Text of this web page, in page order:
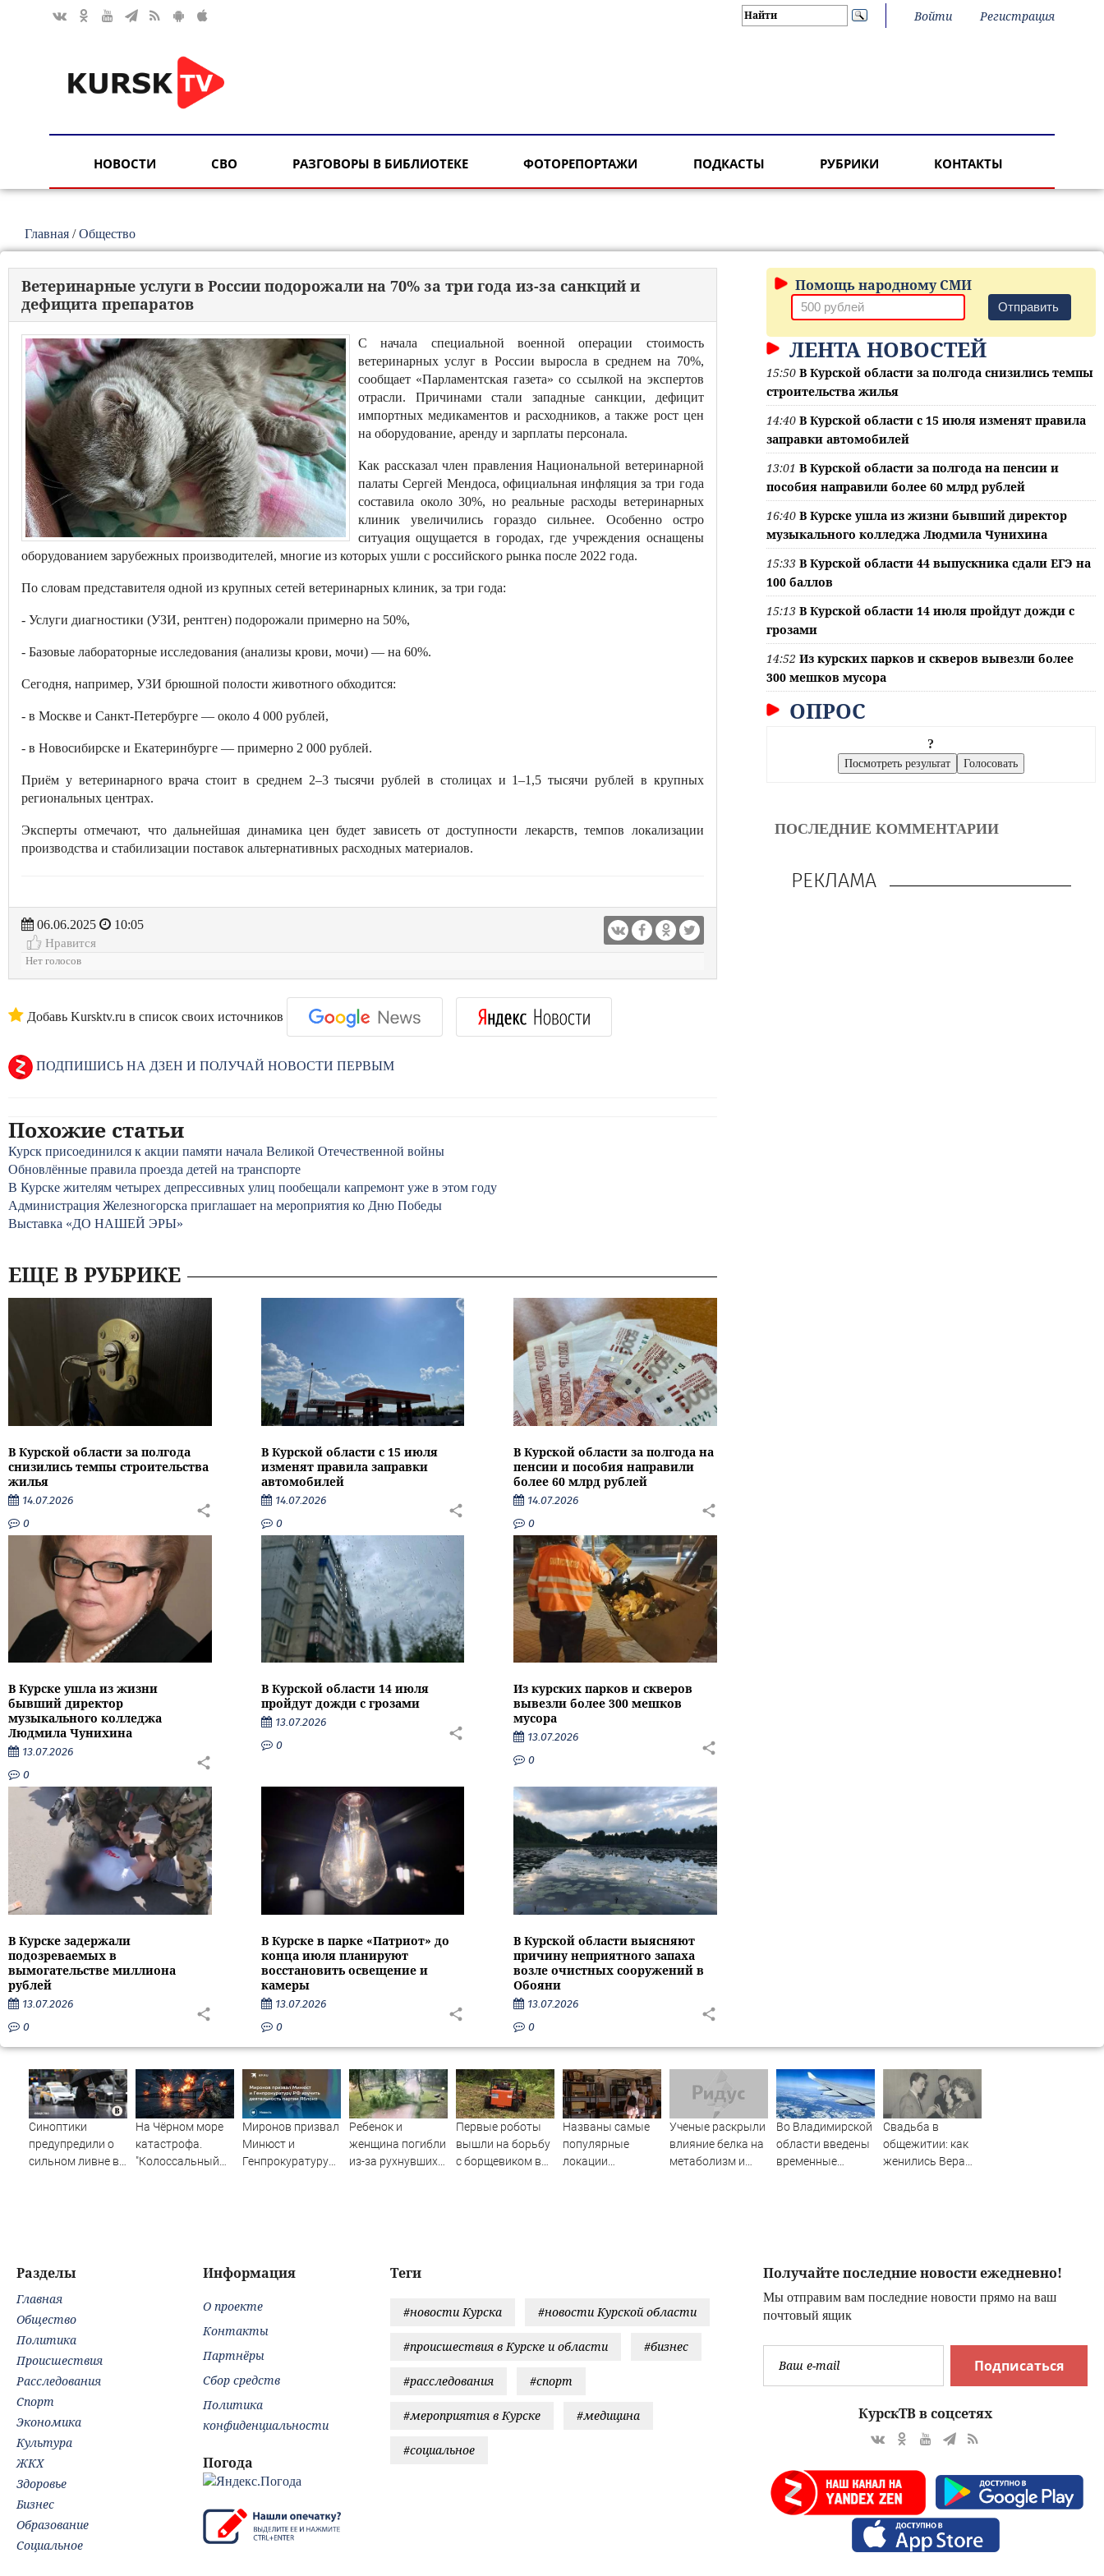
Войти Регистрация
НОВОСТИ СВО РАЗГОВОРЫ В БИБЛИОТЕКЕ ФОТОРЕПОРТАЖИ ПОДКАСТЫ РУБРИКИ КОНТАКТЫ
Главная /Общество
Ветеринарные услуги в России подорожали на 70% за три года из-за санкций и
дефицита препаратов
С начала специальной военной операции стоимость
ветеринарных услуг в России выросла в среднем на 70%,
сообщает «Парламентская газета» со ссылкой на экспертов
отрасли. Причинами стали западные санкции, дефицит
импортных медикаментов и расходников, а также рост цен
на оборудование, аренду и зарплаты персонала.
Как рассказал член правления Национальной ветеринарной
палаты Сергей Мендоса, официальная инфляция за три года
составила около 30%, но реальные расходы ветеринарных
клиник увеличились гораздо сильнее. Особенно остро
ситуация ощущается в городах, где учреждения оснащены
оборудованием зарубежных производителей, многие из которых ушли с российского рынка после 2022 года.
По словам представителя одной из крупных сетей ветеринарных клиник, за три года:
- Услуги диагностики (УЗИ, рентген) подорожали примерно на 50%,
- Базовые лабораторные исследования (анализы крови, мочи) — на 60%.
Сегодня, например, УЗИ брюшной полости животного обходится:
- в Москве и Санкт-Петербурге — около 4 000 рублей,
- в Новосибирске и Екатеринбурге — примерно 2 000 рублей.
Приём у ветеринарного врача стоит в среднем 2–3 тысячи рублей в столицах и 1–1,5 тысячи рублей в крупных
региональных центрах.
Эксперты отмечают, что дальнейшая динамика цен будет зависеть от доступности лекарств, темпов локализации
производства и стабилизации поставок альтернативных расходных материалов.
06.06.2025
10:05
Нравится
Нет голосов
Добавь Kursktv.ru в список своих источников
ПОДПИШИСЬ НА ДЗЕН И ПОЛУЧАЙ НОВОСТИ ПЕРВЫМ
Похожие статьи
Курск присоединился к акции памяти начала Великой Отечественной войны
Обновлённые правила проезда детей на транспорте
В Курске жителям четырех депрессивных улиц пообещали капремонт уже в этом году
Администрация Железногорска приглашает на мероприятия ко Дню Победы
Выставка «ДО НАШЕЙ ЭРЫ»
ЕЩЕ В РУБРИКЕ
В Курской области за полгода
снизились темпы строительства
жилья
14.07.2026
0
В Курской области с 15 июля
изменят правила заправки
автомобилей
14.07.2026
0
В Курской области за полгода на
пенсии и пособия направили
более 60 млрд рублей
14.07.2026
0
В Курске ушла из жизни
бывший директор
музыкального колледжа
Людмила Чунихина
13.07.2026
0
В Курской области 14 июля
пройдут дожди с грозами
13.07.2026
0
Из курских парков и скверов
вывезли более 300 мешков
мусора
13.07.2026
0
В Курске задержали
подозреваемых в
вымогательстве миллиона
рублей
13.07.2026
0
В Курске в парке «Патриот» до
конца июля планируют
восстановить освещение и
камеры
13.07.2026
0
В Курской области выясняют
причину неприятного запаха
возле очистных сооружений в
Обояни
13.07.2026
0
Помощь народному СМИ
Отправить
ЛЕНТА НОВОСТЕЙ
15:50 В Курской области за полгода снизились темпы
строительства жилья
14:40 В Курской области с 15 июля изменят правила
заправки автомобилей
13:01 В Курской области за полгода на пенсии и
пособия направили более 60 млрд рублей
16:40 В Курске ушла из жизни бывший директор
музыкального колледжа Людмила Чунихина
15:33 В Курской области 44 выпускника сдали ЕГЭ на
100 баллов
15:13 В Курской области 14 июля пройдут дожди с
грозами
14:52 Из курских парков и скверов вывезли более
300 мешков мусора
ОПРОС
?
ПОСЛЕДНИЕ КОММЕНТАРИИ
РЕКЛАМА
Синоптики
предупредили о
сильном ливне в
На Чёрном море
катастрофа.
"Колоссальный
Миронов призвал
Минюст и
Генпрокуратуру
Ребенок и
женщина погибли
из-за рухнувших
Первые роботы
вышли на борьбу
с борщевиком в
Названы самые
популярные
локации
Ученые раскрыли
влияние белка на
метаболизм и
Во Владимирской
области введены
временные
Свадьба в
общежитии: как
женились Вера
много лет
Получайте последние новости ежедневно!
Мы отправим вам последние новости прямо на ваш
почтовый ящик
Подписаться
КурскТВ в соцсетях
Теги
#новости Курска #новости Курской области
#происшествия в Курске и области #бизнес
#расследования #спорт
#мероприятия в Курске #медицина
#социальное
Разделы
Главная
Общество
Политика
Происшествия
Расследования
Спорт
Экономика
Культура
ЖКХ
Здоровье
Бизнес
Образование
Социальное
Информация
О проекте
Контакты
Партнёры
Сбор средств
Политика
конфиденциальности
Погода